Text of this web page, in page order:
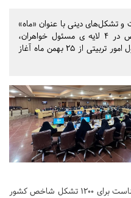
و تشکل‌های دینی با عنوان «ماه»
در شیراز با حضور ۱۲۰ تشکل شاخص در ۴ لایه ی مسئول خواهران،
مسئول تشکل، مسئول رسانه و مسئول امور تربیتی از 25 بهمن ماه آغاز
شیراز اظهارداشت: این دوره در مجموع بناست برای ۱۲۰۰ تشکل شاخص کشور